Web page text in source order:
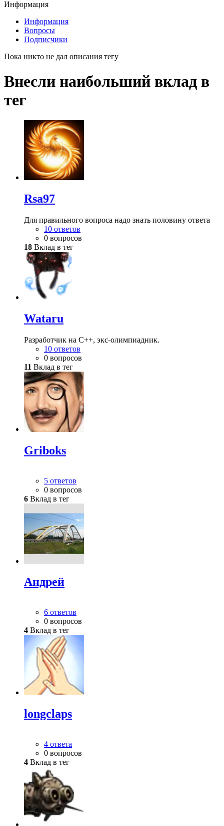
Информация
Информация
Вопросы
Подписчики
Пока никто не дал описания тегу
Внесли наибольший вклад в
тег
Rsa97
Для правильного вопроса надо знать половину ответа
10 ответов
0 вопросов
18 Вклад в тег
Wataru
Разработчик на С++, экс-олимпиадник.
10 ответов
0 вопросов
11 Вклад в тег
Griboks
5 ответов
0 вопросов
6 Вклад в тег
Андрей
6 ответов
0 вопросов
4 Вклад в тег
longclaps
4 ответа
0 вопросов
4 Вклад в тег